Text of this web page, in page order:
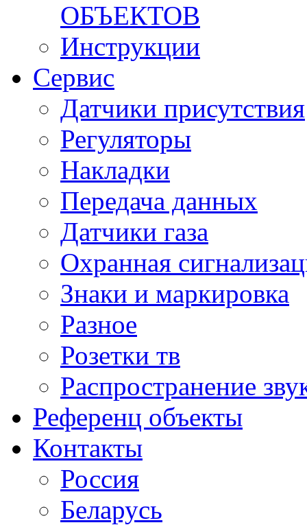
ОБЪЕКТОВ
Инструкции
Сервис
Датчики присутствия
Регуляторы
Накладки
Передача данных
Датчики газа
Охранная
Знаки и маркировка
Разное
Розетки тв
Распространение
Референц объекты
Контакты
Россия
Беларусь